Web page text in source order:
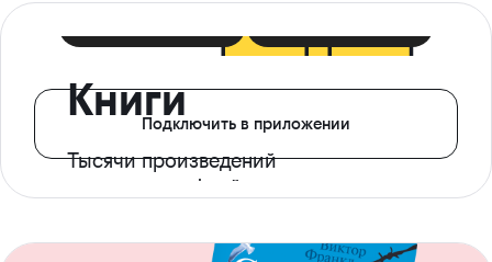
Книги
Тысячи произведений
с доступом офлайн
Подключить в приложении